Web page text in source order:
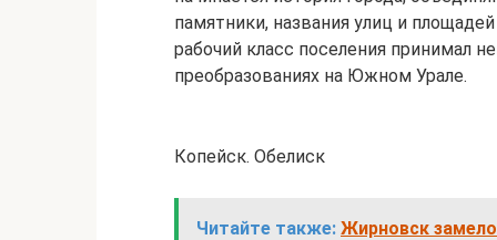
памятники, названия улиц и
рабочий класс поселения принимал
преобразованиях на Южном Урале.
Копейск. Обелиск
Читайте также: Жирновск